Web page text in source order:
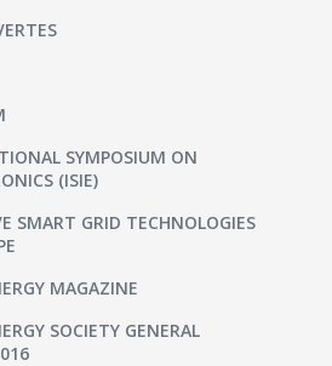
SYMPOSIUM ON
(ISIE)
SMART GRID TECHNOLOGIES
MAGAZINE
SOCIETY GENERAL